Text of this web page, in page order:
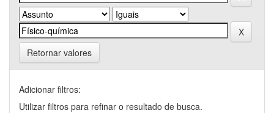
Retornar valores
Adicionar filtros:
Utilizar filtros para refinar o resultado de busca.